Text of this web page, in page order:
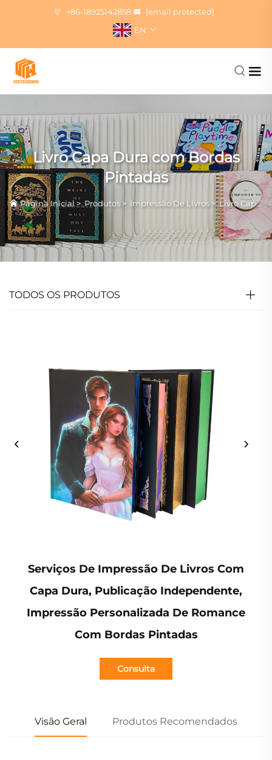
+86-18925142858
[email protected]
EN
Livro Capa Dura com Bordas
Pintadas
Página Inicial> Produtos > Impressão De Livros >Livro Capa Dura com Bordas Pintadas
TODOS OS PRODUTOS
Serviços De Impressão De Livros Com
Capa Dura, Publicação Independente,
Impressão Personalizada De Romance
Com Bordas Pintadas
Consulta
Visão Geral Produtos Recomendados